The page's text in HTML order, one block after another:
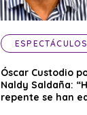
ESPECTÁCULOS
Óscar Custodio
Naldy Saldaña:
repente se han